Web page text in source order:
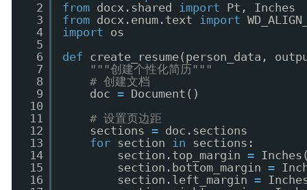
2
3
4
5
6
7
8
9
10
11
12
13
14
15
16
from docx.shared import
Pt, Inches
from docx.enum.text import
import
os
def
create_resume(person_data,
"""创建个性化简历"""
# 创建文档
doc = Document()
# 设置页边距
sections = doc.sections
for section in
sections:
section.top_margin =
section.bottom_margin =
section.left_margin =